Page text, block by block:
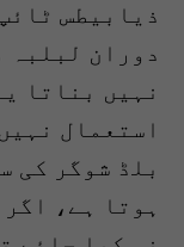
دوران لبلبہ
نہیں بناتا
استعمال
بلڈ شوگر کی
ہوتا ہے،